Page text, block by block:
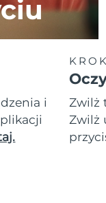
i
Zwilż
Zwilż